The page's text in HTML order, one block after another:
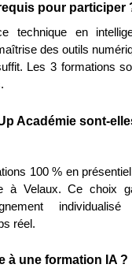
pour participer
technique en
des outils
Les 3 formations
Académie sont-
100 % en
à Velaux. Ce choix
réel.
à une formation IA ?